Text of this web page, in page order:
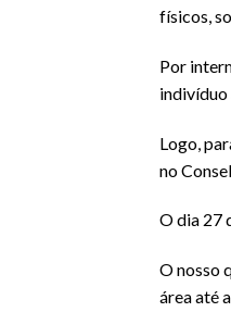
físicos,
Por
indivíduo
Logo,
no
O dia 27
O nosso
área até